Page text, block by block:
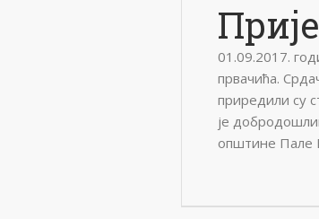
01.09.2017.
првачића.
приредили су
је
општине Пале